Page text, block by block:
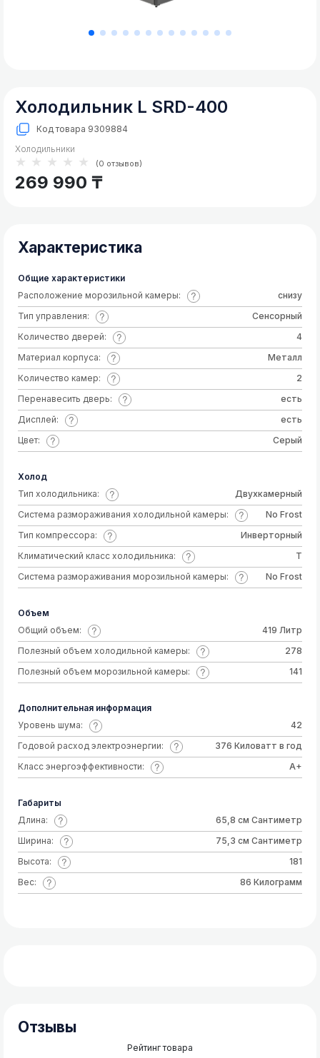
для
дома
неправильные_временно
Холодильник L SRD-400
Код товара 9309884
Холодильники
★★★★★ (0 отзывов)
269 990 ₸
Характеристика
Общие характеристики
Расположение морозильной камеры:
снизу
Тип управления:
Сенсорный
Количество дверей:
4
Материал корпуса:
Металл
Количество камер:
2
Перенавесить дверь:
есть
Дисплей:
есть
Цвет:
Серый
Холод
Тип холодильника:
Двухкамерный
Система размораживания холодильной камеры:
No Frost
Тип компрессора:
Инверторный
Климатический класс холодильника:
T
Система размораживания морозильной камеры:
No Frost
Объем
Общий объем:
419 Литр
Полезный объем холодильной камеры:
278
Полезный объем морозильной камеры:
141
Дополнительная информация
Уровень шума:
42
Годовой расход электроэнергии:
376 Киловатт в год
Класс энергоэффективности:
A+
Габариты
Длина:
65,8 см Сантиметр
Ширина:
75,3 см Сантиметр
Высота:
181
Вес:
86 Килограмм
Отзывы
Рейтинг товара